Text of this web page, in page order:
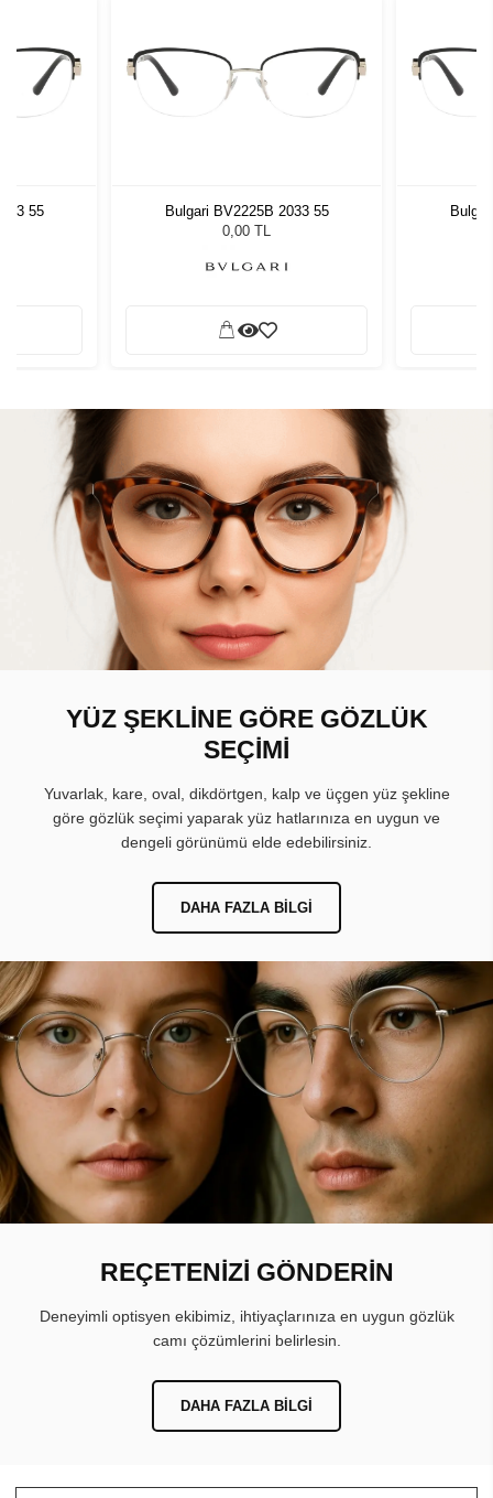
55
Bulgari BV2225B 2033 55
0,00 TL
YÜZ ŞEKLİNE GÖRE GÖZLÜK
SEÇİMİ
Yuvarlak, kare, oval, dikdörtgen, kalp ve üçgen yüz şekline
göre gözlük seçimi yaparak yüz hatlarınıza en uygun ve
dengeli görünümü elde edebilirsiniz.
DAHA FAZLA BILGI
REÇETENİZİ GÖNDERİN
Deneyimli optisyen ekibimiz, ihtiyaçlarınıza en uygun gözlük
camı çözümlerini belirlesin.
DAHA FAZLA BILGI